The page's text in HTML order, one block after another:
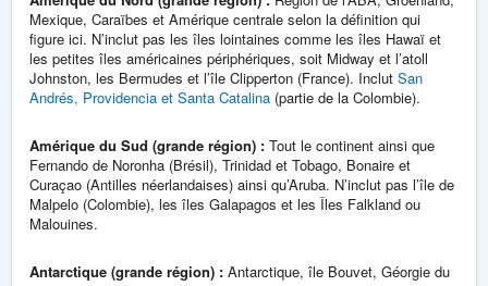
Mexique, Caraïbes et Amérique centrale selon la définition qui
figure ici. N’inclut pas les îles lointaines comme les îles Hawaï et
les petites îles américaines périphériques, soit Midway et l’atoll
Johnston, les Bermudes et l’île Clipperton (France). Inclut San
Andrés, Providencia et Santa Catalina (partie de la Colombie).
Amérique du Sud (grande région) : Tout le continent ainsi que
Fernando de Noronha (Brésil), Trinidad et Tobago, Bonaire et
Curaçao (Antilles néerlandaises) ainsi qu’Aruba. N’inclut pas l’île de
Malpelo (Colombie), les îles Galapagos et les Îles Falkland ou
Malouines.
Antarctique (grande région) : Antarctique, île Bouvet, Géorgie du